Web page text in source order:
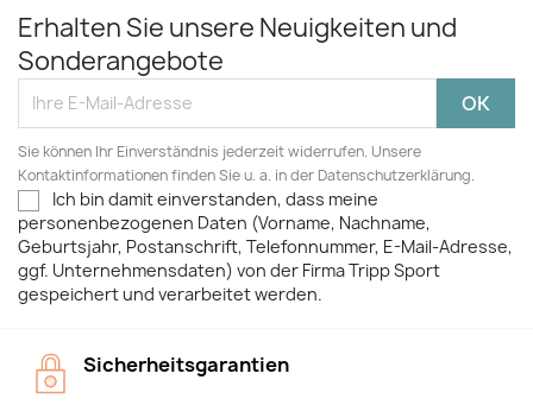
Erhalten Sie unsere Neuigkeiten und
Sonderangebote
Sie können Ihr Einverständnis jederzeit widerrufen. Unsere
Kontaktinformationen finden Sie u. a. in der Datenschutzerklärung.
Ich bin damit einverstanden, dass meine
personenbezogenen Daten (Vorname, Nachname,
Geburtsjahr, Postanschrift, Telefonnummer, E-Mail-Adresse,
ggf. Unternehmensdaten) von der Firma Tripp Sport
gespeichert und verarbeitet werden.
Sicherheitsgarantien